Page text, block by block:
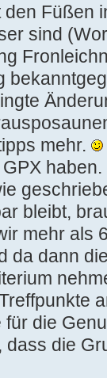
Füßen
sind
mehr.
haben.
bleibt,
mehr als
da dann
die
dass die